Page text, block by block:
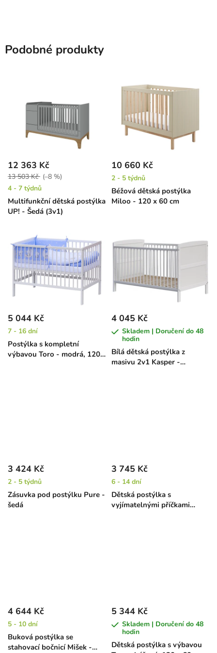
Podobné produkty
Multifunkční dětská postýlka
UP! - Šedá (3v1)
12 363 Kč
13 503 Kč (–8 %)
4 - 7 týdnů
Béžová dětská postýlka
Miloo - 120 x 60 cm
10 660 Kč
2 - 5 týdnů
Postýlka s kompletní
výbavou Toro - modrá, 120
5 044 Kč
7 - 16 dní
Bílá dětská postýlka z
masivu 2v1 Kasper -
4 045 Kč
Skladem | Doručení do 48
hodin
Zásuvka pod postýlku Pure -
šedá
3 424 Kč
2 - 5 týdnů
Dětská postýlka s
vyjímatelnými příčkami
3 745 Kč
6 - 14 dní
Buková postýlka se
stahovací bočnicí Mišek -
4 644 Kč
5 - 10 dní
Dětská postýlka s výbavou
5 344 Kč
Skladem | Doručení do 48
hodin